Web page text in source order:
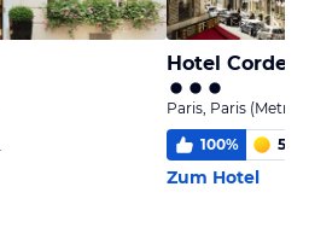
Hotel
Paris, Paris
100% 5,9
Zum Hotel